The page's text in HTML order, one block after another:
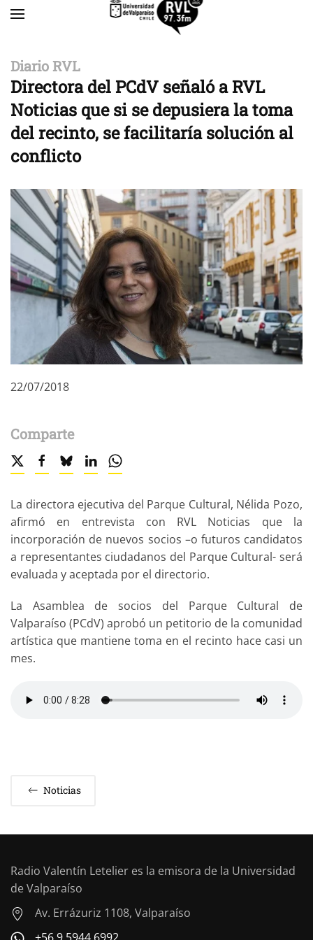
Diario RVL
Directora del PCdV señaló a RVL
Noticias que si se depusiera la toma
del recinto, se facilitaría solución al
conflicto
22/07/2018
Comparte
La directora ejecutiva del Parque Cultural, Nélida Pozo,
afirmó en entrevista con RVL Noticias que la
incorporación de nuevos socios –o futuros candidatos
a representantes ciudadanos del Parque Cultural- será
evaluada y aceptada por el directorio.
La Asamblea de socios del Parque Cultural de
Valparaíso (PCdV) aprobó un petitorio de la comunidad
artística que mantiene toma en el recinto hace casi un
mes.
Noticias
Radio Valentín Letelier es la emisora de la Universidad
de Valparaíso
Av. Errázuriz 1108, Valparaíso